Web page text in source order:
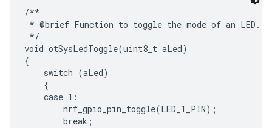
/**
* @brief Function to toggle the mode of an LED.
*/
void otSysLedToggle(uint8_t aLed)
{
    switch (aLed)
    {
    case 1:
        nrf_gpio_pin_toggle(LED_1_PIN);
        break;